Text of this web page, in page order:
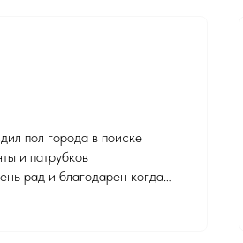
пол города в поиске
и патрубков
рад и благодарен когда
подбором и сделали скидку